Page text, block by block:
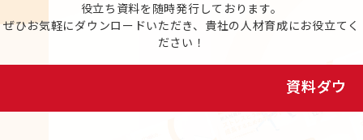
役立ち資料を随時発行しております。
ぜひお気軽にダウンロードいただき、貴社の人材育成にお役立てく
ださい！